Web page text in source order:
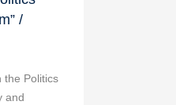
/
the Politics
and